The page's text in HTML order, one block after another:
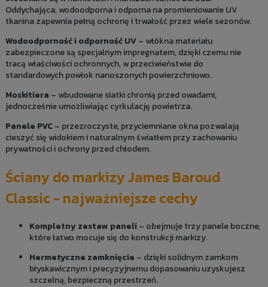
Oddychająca, wodoodporna i odporna na promieniowanie UV
tkanina zapewnia pełną ochronę i trwałość przez wiele sezonów.
Wodoodporność i odporność UV– włókna materiału
zabezpieczone są specjalnym impregnatem, dzięki czemu nie
tracą właściwości ochronnych, w przeciwieństwie do
standardowych powłok nanoszonych powierzchniowo.
Moskitiera – wbudowane siatki chronią przed owadami,
jednocześnie umożliwiając cyrkulację powietrza.
Panele PVC– przezroczyste, przyciemniane okna pozwalają
cieszyć się widokiem i naturalnym światłem przy zachowaniu
prywatności i ochrony przed chłodem.
Ściany do markizy James Baroud
Classic - najważniejsze cechy
Kompletny zestaw paneli– obejmuje trzy panele boczne,
które łatwo mocuje się do konstrukcji markizy.
Hermetyczne zamknięcie – dzięki solidnym zamkom
błyskawicznym i precyzyjnemu dopasowaniu uzyskujesz
szczelną, bezpieczną przestrzeń.